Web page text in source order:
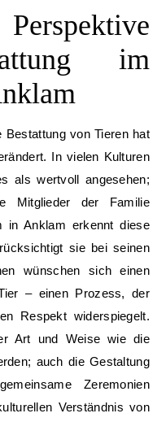
im
von Tieren hat
In vielen Kulturen
als wertvoll angesehen;
Mitglieder der Familie
in Anklam erkennt diese
sie bei seinen
wünschen sich einen
– einen Prozess, der
Respekt widerspiegelt.
Art und Weise wie die
auch die Gestaltung
Zeremonien
Verständnis von